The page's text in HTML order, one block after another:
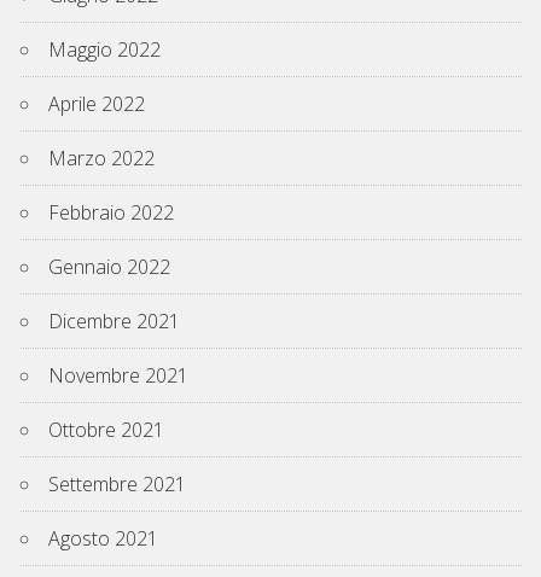
Maggio 2022
Aprile 2022
Marzo 2022
Febbraio 2022
Gennaio 2022
Dicembre 2021
Novembre 2021
Ottobre 2021
Settembre 2021
Agosto 2021